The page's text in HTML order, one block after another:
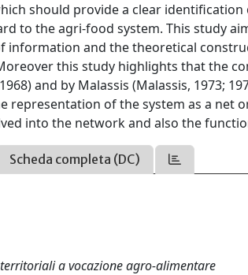
should provide a clear
to the agri-food system. This study
information and the theoretical
this study highlights that the
and by Malassis (Malassis, 1973;
representation of the system as a net
into the network and also the
Scheda completa (DC)
a vocazione agro-alimentare